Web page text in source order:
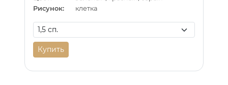
Рисунок:
клетка
Купить